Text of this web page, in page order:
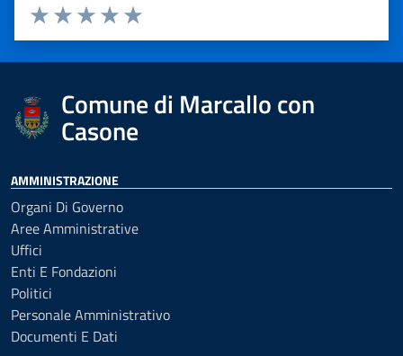
Valuta 5 stelle su 5
Valuta 4 stelle su 5
Valuta 3 stelle su 5
Valuta 2 stelle su 5
Valuta 1 stelle su 5
Comune di Marcallo con
Casone
AMMINISTRAZIONE
Organi Di Governo
Aree Amministrative
Uffici
Enti E Fondazioni
Politici
Personale Amministrativo
Documenti E Dati